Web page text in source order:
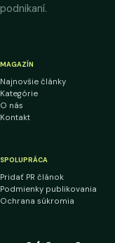
podnikaní.
MAGAZÍN
Najnovšie články
Kategórie
O nás
Kontakt
SPOLUPRÁCA
Pridať PR článok
Podmienky publikovania
Ochrana súkromia